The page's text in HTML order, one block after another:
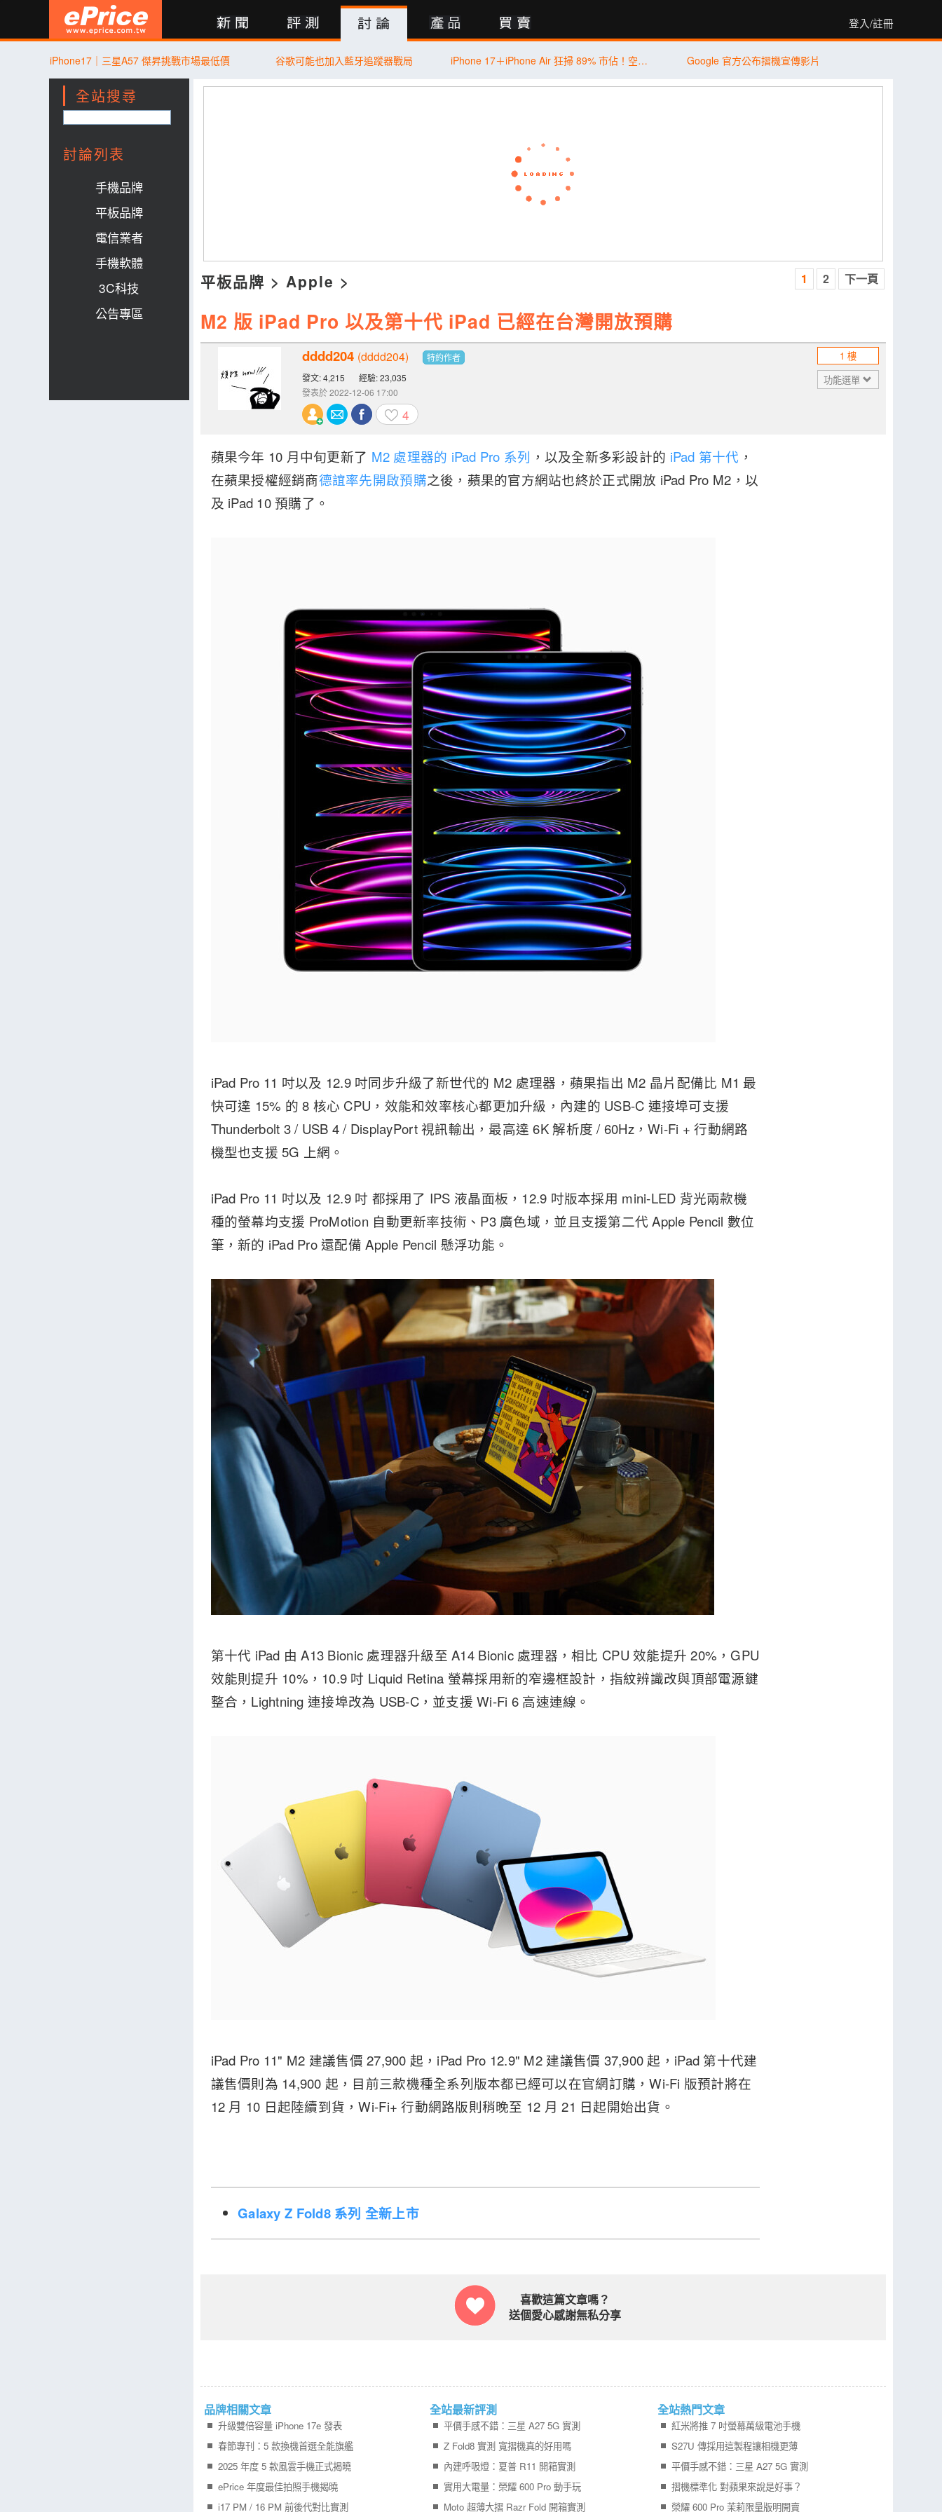
登入/註冊
評測 討論 產品 買賣 登入 行動版
iPhone17｜三星A57 傑昇挑戰市場最低價 谷歌可能也加入藍牙追蹤器戰局 iPhone 17＋iPhone Air 狂掃 89% 市佔！空機價跳水 9,410 元引爆尾盤買氣 Google 官方公布摺機宣傳影片
全站搜尋
討論列表
手機品牌
平板品牌
電信業者
手機軟體
3C科技
公告專區
平板品牌 > Apple > 1 2 下一頁
M2 版 iPad Pro 以及第十代 iPad 已經在台灣開放預購
dddd204 (dddd204)
特約作者
發文: 4,215
經驗: 23,035
發表於 2022-12-06 17:00
4
1 樓
功能選單
蘋果今年 10 月中旬更新了 M2 處理器的 iPad Pro 系列 ，以及全新多彩設計的 iPad 第十代 ，
在蘋果授權經銷商德誼率先開啟預購之後，蘋果的官方網站也終於正式開放 iPad Pro M2，以
及 iPad 10 預購了。
iPad Pro 11 吋以及 12.9 吋同步升級了新世代的 M2 處理器，蘋果指出 M2 晶片配備比 M1 最
快可達 15% 的 8 核心 CPU，效能和效率核心都更加升級，內建的 USB-C 連接埠可支援
Thunderbolt 3 / USB 4 / DisplayPort 視訊輸出，最高達 6K 解析度 / 60Hz，Wi-Fi + 行動網路
機型也支援 5G 上網。
iPad Pro 11 吋以及 12.9 吋 都採用了 IPS 液晶面板，12.9 吋版本採用 mini-LED 背光兩款機
種的螢幕均支援 ProMotion 自動更新率技術、P3 廣色域，並且支援第二代 Apple Pencil 數位
筆，新的 iPad Pro 還配備 Apple Pencil 懸浮功能。
第十代 iPad 由 A13 Bionic 處理器升級至 A14 Bionic 處理器，相比 CPU 效能提升 20%，GPU
效能則提升 10%，10.9 吋 Liquid Retina 螢幕採用新的窄邊框設計，指紋辨識改與頂部電源鍵
整合，Lightning 連接埠改為 USB-C，並支援 Wi-Fi 6 高速連線。
iPad Pro 11" M2 建議售價 27,900 起，iPad Pro 12.9" M2 建議售價 37,900 起，iPad 第十代建
議售價則為 14,900 起，目前三款機種全系列版本都已經可以在官網訂購，Wi-Fi 版預計將在
12 月 10 日起陸續到貨，Wi-Fi+ 行動網路版則稍晚至 12 月 21 日起開始出貨。
Galaxy Z Fold8 系列 全新上市
喜歡這篇文章嗎？
送個愛心感謝無私分享
品牌相關文章
升級雙倍容量 iPhone 17e 發表
春節專刊：5 款換機首選全能旗艦
2025 年度 5 款風雲手機正式揭曉
ePrice 年度最佳拍照手機揭曉
i17 PM / 16 PM 前後代對比實測
全站最新評測
平價手感不錯：三星 A27 5G 實測
Z Fold8 實測 寬摺機真的好用嗎
內建呼吸燈：夏普 R11 開箱實測
實用大電量：榮耀 600 Pro 動手玩
Moto 超薄大摺 Razr Fold 開箱實測
全站熱門文章
紅米將推 7 吋螢幕萬級電池手機
S27U 傳採用這製程讓相機更薄
平價手感不錯：三星 A27 5G 實測
摺機標準化 對蘋果來說是好事？
榮耀 600 Pro 茉莉限量版明開賣